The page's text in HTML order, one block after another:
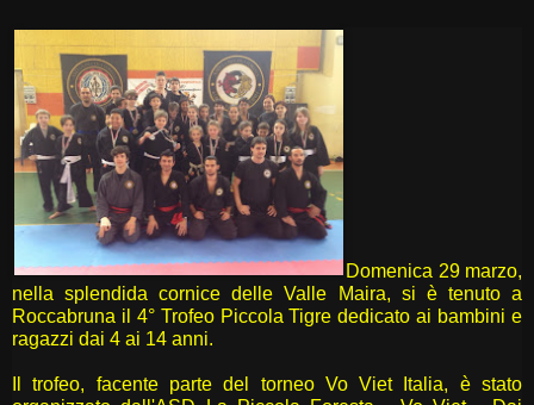
Domenica 29 marzo,
nella splendida cornice delle Valle Maira, si è tenuto a
Roccabruna il 4° Trofeo Piccola Tigre dedicato ai bambini e
ragazzi dai 4 ai 14 anni.
Il trofeo, facente parte del torneo Vo Viet Italia, è stato